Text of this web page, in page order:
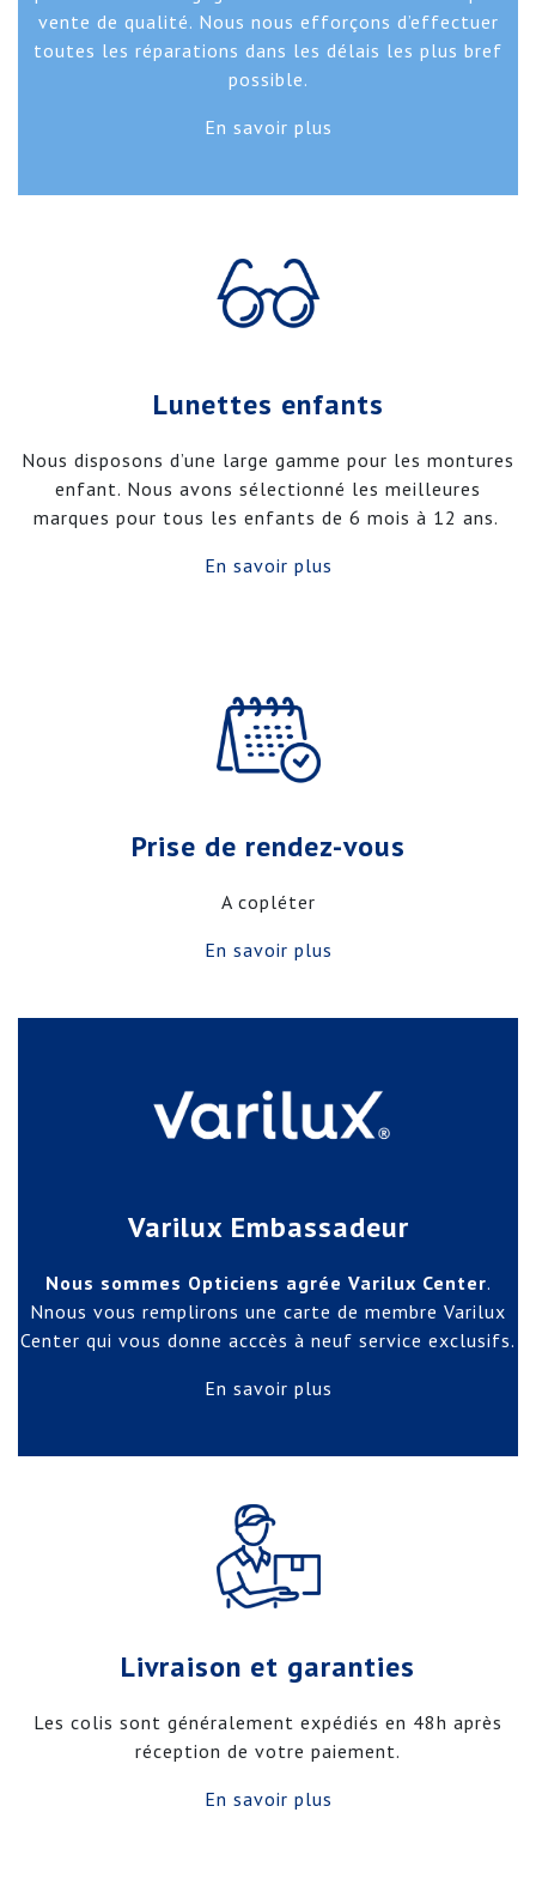
vente de qualité. Nous nous efforçons d’effectuer
toutes les réparations dans les délais les plus bref
possible.
En savoir plus
Lunettes enfants
Nous disposons d’une large gamme pour les montures
enfant. Nous avons sélectionné les meilleures
marques pour tous les enfants de 6 mois à 12 ans.
En savoir plus
Prise de rendez-vous
A copléter
En savoir plus
Varilux Embassadeur
Nous sommes Opticiens agrée Varilux Center.
Nnous vous remplirons une carte de membre Varilux
Center qui vous donne acccès à neuf service exclusifs.
En savoir plus
Livraison et garanties
Les colis sont généralement expédiés en 48h après
réception de votre paiement.
En savoir plus